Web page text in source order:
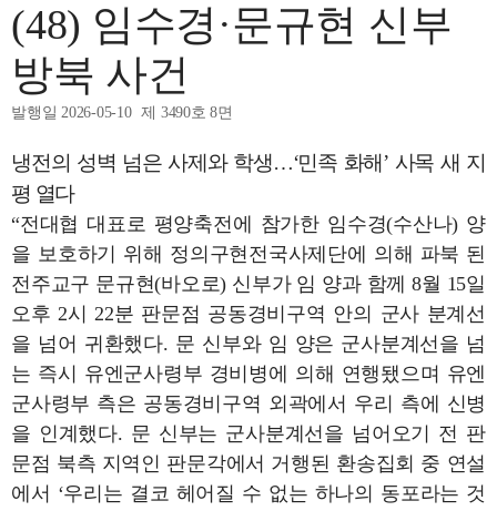
(48) 임수경·문규현 신부
방북 사건
발행일 2026-05-10 제 3490호 8면
냉전의 성벽 넘은 사제와 학생…‘민족 화해’ 사목 새 지
평 열다
“전대협 대표로 평양축전에 참가한 임수경(수산나) 양
을 보호하기 위해 정의구현전국사제단에 의해 파북 된
전주교구 문규현(바오로) 신부가 임 양과 함께 8월 15일
오후 2시 22분 판문점 공동경비구역 안의 군사 분계선
을 넘어 귀환했다. 문 신부와 임 양은 군사분계선을 넘
는 즉시 유엔군사령부 경비병에 의해 연행됐으며 유엔
군사령부 측은 공동경비구역 외곽에서 우리 측에 신병
을 인계했다. 문 신부는 군사분계선을 넘어오기 전 판
문점 북측 지역인 판문각에서 거행된 환송집회 중 연설
에서 ‘우리는 결코 헤어질 수 없는 하나의 동포라는 것